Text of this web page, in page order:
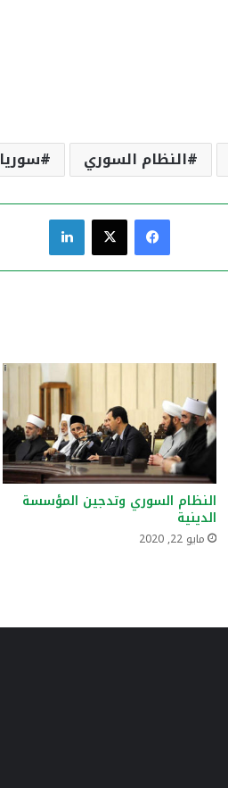
النظام السوري سوريا
فيسبوك
النظام السوري وتدجين المؤسسة
الدينية
مايو 22, 2020